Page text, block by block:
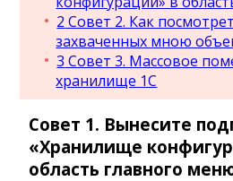
2 Совет 2. Как
захваченных мною
3 Совет 3. Массовое
хранилище 1С
Совет 1. Вынесите
«Хранилище
область главного